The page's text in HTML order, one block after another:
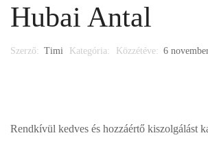
Hubai Antal
Szerző: Timi Kategória: Közzétéve: 6
Rendkívül kedves és hozzáértő kiszolgálást